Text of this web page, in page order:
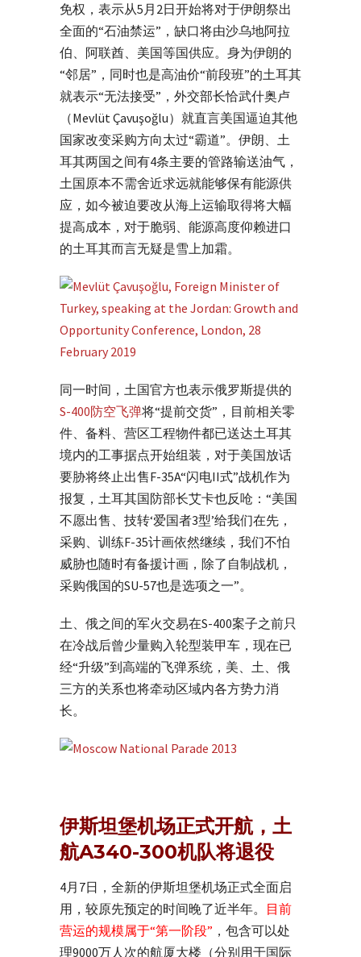
免权，表示从5月2日开始将对于伊朗祭出
全面的“石油禁运”，缺口将由沙乌地阿拉
伯、阿联酋、美国等国供应。身为伊朗的
“邻居”，同时也是高油价“前段班”的土耳其
就表示“无法接受”，外交部长恰武什奥卢
（Mevlüt Çavuşoğlu）就直言美国逼迫其他
国家改变采购方向太过“霸道”。伊朗、土
耳其两国之间有4条主要的管路输送油气，
土国原本不需舍近求远就能够保有能源供
应，如今被迫要改从海上运输取得将大幅
提高成本，对于脆弱、能源高度仰赖进口
的土耳其而言无疑是雪上加霜。
同一时间，土国官方也表示俄罗斯提供的
S-400防空飞弹将“提前交货”，目前相关零
件、备料、营区工程物件都已送达土耳其
境内的工事据点开始组装，对于美国放话
要胁将终止出售F-35A“闪电II式”战机作为
报复，土耳其国防部长艾卡也反呛：“美国
不愿出售、技转‘爱国者3型’给我们在先，
采购、训练F-35计画依然继续，我们不怕
威胁也随时有备援计画，除了自制战机，
采购俄国的SU-57也是选项之一”。
土、俄之间的军火交易在S-400案子之前只
在冷战后曾少量购入轮型装甲车，现在已
经“升级”到高端的飞弹系统，美、土、俄
三方的关系也将牵动区域内各方势力消
长。
伊斯坦堡机场正式开航，土
航A340-300机队将退役
4月7日，全新的伊斯坦堡机场正式全面启
用，较原先预定的时间晚了近半年。 目前
营运的规模属于“第一阶段” ，包含可以处
理9000万人次的航厦大楼（分别用于国际